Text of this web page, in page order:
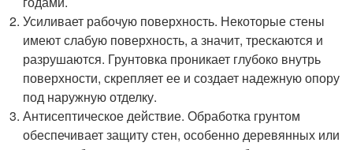
Усиливает рабочую поверхность. Некоторые стены
имеют слабую поверхность, а значит, трескаются и
разрушаются. Грунтовка проникает глубоко внутрь
поверхности, скрепляет ее и создает надежную опору
под наружную отделку.
Антисептическое действие. Обработка грунтом
обеспечивает защиту стен, особенно деревянных или